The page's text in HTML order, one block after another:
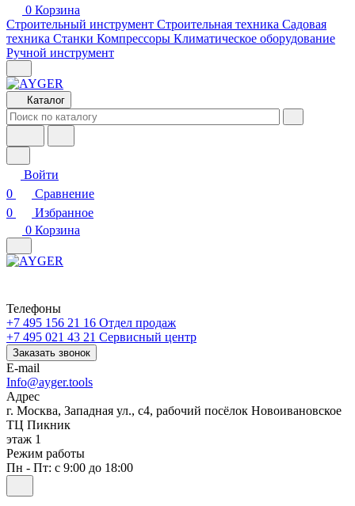
0 Корзина
Строительный инструмент Строительная техника Садовая
техника Станки Компрессоры Климатическое оборудование
Ручной инструмент
Каталог
Войти
0
Сравнение
0
Избранное
0 Корзина
Телефоны
+7 495 156 21 16 Отдел продаж
+7 495 021 43 21 Cервисный центр
Заказать звонок
E-mail
Info@ayger.tools
Адрес
г. Москва, Западная ул., с4, рабочий посёлок Новоивановское
ТЦ Пикник
этаж 1
Режим работы
Пн - Пт: с 9:00 до 18:00